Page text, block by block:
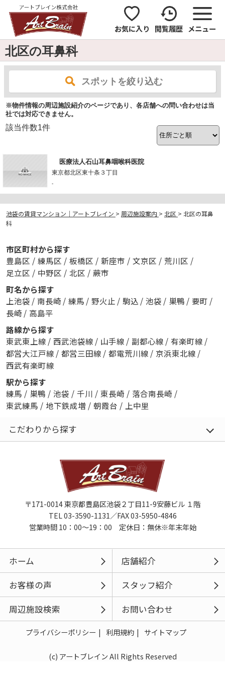
お気に入り 閲覧履歴 メニュー
北区の耳鼻科
スポットを絞り込む
※物件情報の周辺施設紹介のページであり、各店舗への問い合わせは当
社では対応できません。
該当件数1件
医療法人石山耳鼻咽喉科医院
東京都北区東十条３丁目
-
池袋の賃貸マンション｜アートブレイン > 周辺施設案内 > 北区 > 北区の耳鼻
科
市区町村から探す
豊島区 / 練馬区 / 板橋区 / 新座市 / 文京区 / 荒川区 /
足立区 / 中野区 / 北区 / 蕨市
町名から探す
上池袋 / 南長崎 / 練馬 / 野火止 / 駒込 / 池袋 / 巣鴨 / 要町 /
長崎 / 高島平
路線から探す
東武東上線 / 西武池袋線 / 山手線 / 副都心線 / 有楽町線 /
都営大江戸線 / 都営三田線 / 都電荒川線 / 京浜東北線 /
西武有楽町線
駅から探す
練馬 / 巣鴨 / 池袋 / 千川 / 東長崎 / 落合南長崎 /
東武練馬 / 地下鉄成増 / 朝霞台 / 上中里
こだわりから探す
〒171-0014 東京都豊島区池袋２丁目11-9安藤ビル １階
TEL 03-3590-1131／FAX 03-5950-4846
営業時間 10：00～19：00 定休日：無休※年末年始
ホーム
店舗紹介
お客様の声
スタッフ紹介
周辺施設検索
お問い合わせ
プライバシーポリシー 利用規約 サイトマップ
(c) アートブレイン All Rights Reserved